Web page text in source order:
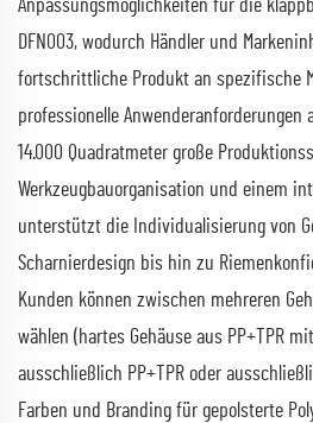
Anpassungsmöglichkeiten für die
DFN003, wodurch Händler und
fortschrittliche Produkt an spezifische
professionelle Anwenderanforderungen
14.000 Quadratmeter große
Werkzeugbauorganisation und einem
unterstützt die Individualisierung von
Scharnierdesign bis hin zu
Kunden können zwischen mehreren
wählen (hartes Gehäuse aus PP+TPR
ausschließlich PP+TPR oder
Farben und Branding für gepolsterte